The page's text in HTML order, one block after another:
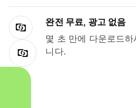
완전 무료, 광고 없음
몇 초 만에 다운로드
니다.